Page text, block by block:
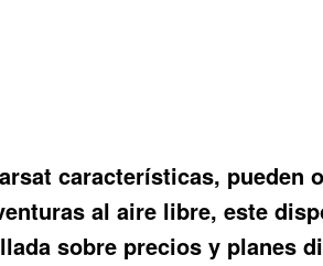
características, pueden
al aire libre, este
sobre precios y planes